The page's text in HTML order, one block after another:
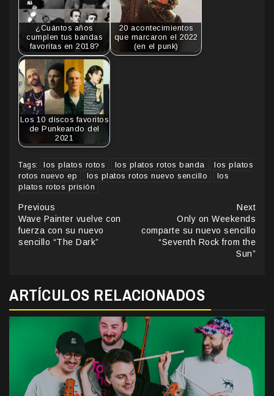
¿Cuántos años
cumplen tus bandas
favoritas en 2018?
20 acontecimientos
que marcaron el 2022
(en el punk)
Los 10 discos favoritos
de Punkeando del
2021
Tags: los platos rotos los platos rotos banda
los platos
rotos nuevo ep
los platos rotos nuevo sencillo
los
platos rotos prisión
Continue
Reading
Previous
Wave Painter vuelve con
fuerza con su nuevo
sencillo “The Dark”
Next
Only on Weekends
comparte su nuevo sencillo
“Seventh Rock from the
Sun”
ARTÍCULOS RELACIONADOS